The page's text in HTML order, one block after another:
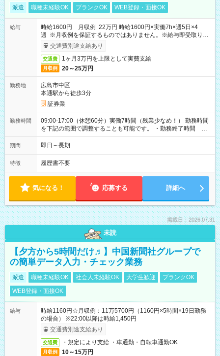
派遣 職種未経験OK ブランクOK WEB登録・面接OK
給与
時給1600円 月収例 22万円 時給1600円×実働7h×週5日×4
週 ※月収例を保証するものではありません。※給与即受取りサ
ービス利用可（利用条件有）
交通費別途支給あり
交通費 1ヶ月3万円を上限として実費支給
月収例 20～25万円
勤務地
広島市中区
本通駅から徒歩3分
証券業
勤務時間
09:00-17:00（休憩60分）実働7時間（残業少なめ！） 勤務時間
を下記の範囲で調整することも可能です。 ・勤務終了時間
15:30～17:00 ・実働 05:30～07:00
期間 即日～長期
特徴 履歴書不要
気になる！ 応募する 詳細へ
掲載日：2026.07.31
未読
【夕方から5時間だけ♬】中国新聞社グループで
の簡単データ入力・チェック業務
派遣 職種未経験OK 社会人未経験OK 大学生歓迎
ブランクOK
WEB登録・面接OK
給与
時給1160円☆月収例：11万5700円（1160円×5時間×19日勤務
の場合） ※22:00以降は時給1,450円
交通費別途支給あり
交通費 ・規定により支給 ・車通勤・自転車通勤OK
月収例 10～15万円